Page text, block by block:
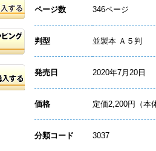
ページ数 346ページ
判型 並製本 Ａ５判
発売日 2020年7月20日
価格 定価2,200円（本
分類コード 3037